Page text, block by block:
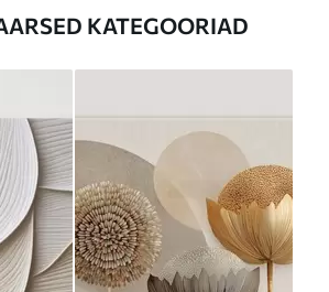
KATEGOORIAD